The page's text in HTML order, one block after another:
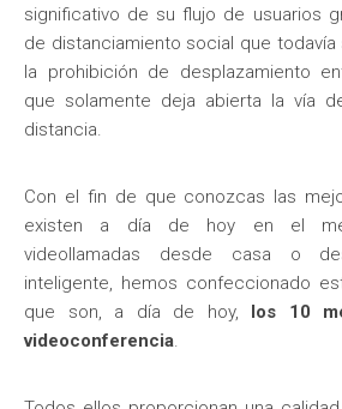
significativo de su flujo de usuarios
de distanciamiento social que
la prohibición de desplazamiento
que solamente deja abierta la vía
distancia.
Con el fin de que conozcas las
existen a día de hoy en el
videollamadas desde casa o
inteligente, hemos confeccionado
que son, a día de hoy,
los 10
videoconferencia.